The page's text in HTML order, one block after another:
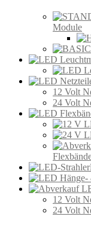
Module
12 Volt
24 Volt
12 Volt
24 Volt